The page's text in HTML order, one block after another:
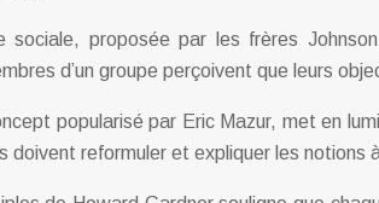
sociale, proposée par les frères
d’un groupe perçoivent que leurs
popularisé par Eric Mazur, met en
doivent reformuler et expliquer les notions